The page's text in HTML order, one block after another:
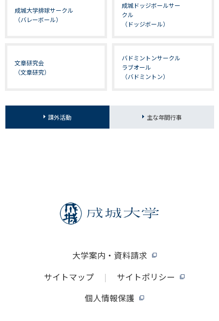
成城大学排球サークル
（バレーボール）
成城ドッジボールサー
クル
（ドッジボール）
文章研究会
（文章研究）
バドミントンサークル
ラブオール
（バドミントン）
課外活動 主な年間行事
大学案内・資料請求
サイトマップ
サイトポリシー
個人情報保護